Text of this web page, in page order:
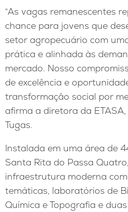
“As vagas remanescentes
chance para jovens que
setor agropecuário com
prática e alinhada às
mercado. Nosso
de excelência e
transformação social por
afirma a diretora da
Tugas.
Instalada em uma área de
Santa Rita do Passa
infraestrutura moderna
temáticas, laboratórios de
Química e Topografia e